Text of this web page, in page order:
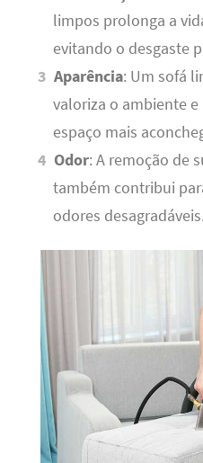
limpos prolonga a
evitando o desgaste
Aparência: Um sofá
valoriza o ambiente
espaço mais
Odor: A remoção de
também contribui
odores desagradáveis.